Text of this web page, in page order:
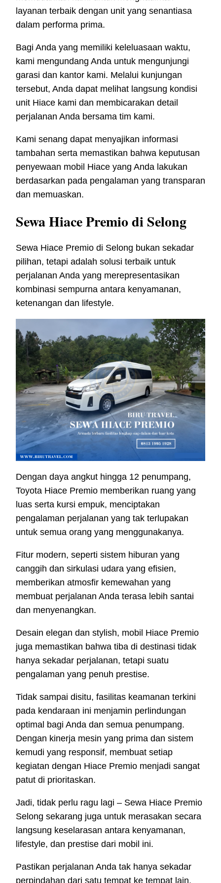
layanan terbaik dengan unit yang senantiasa
dalam performa prima.
Bagi Anda yang memiliki keleluasaan waktu,
kami mengundang Anda untuk mengunjungi
garasi dan kantor kami. Melalui kunjungan
tersebut, Anda dapat melihat langsung kondisi
unit Hiace kami dan membicarakan detail
perjalanan Anda bersama tim kami.
Kami senang dapat menyajikan informasi
tambahan serta memastikan bahwa keputusan
penyewaan mobil Hiace yang Anda lakukan
berdasarkan pada pengalaman yang transparan
dan memuaskan.
Sewa Hiace Premio di Selong
Sewa Hiace Premio di Selong bukan sekadar
pilihan, tetapi adalah solusi terbaik untuk
perjalanan Anda yang merepresentasikan
kombinasi sempurna antara kenyamanan,
ketenangan dan lifestyle.
Dengan daya angkut hingga 12 penumpang,
Toyota Hiace Premio memberikan ruang yang
luas serta kursi empuk, menciptakan
pengalaman perjalanan yang tak terlupakan
untuk semua orang yang menggunakanya.
Fitur modern, seperti sistem hiburan yang
canggih dan sirkulasi udara yang efisien,
memberikan atmosfir kemewahan yang
membuat perjalanan Anda terasa lebih santai
dan menyenangkan.
Desain elegan dan stylish, mobil Hiace Premio
juga memastikan bahwa tiba di destinasi tidak
hanya sekadar perjalanan, tetapi suatu
pengalaman yang penuh prestise.
Tidak sampai disitu, fasilitas keamanan terkini
pada kendaraan ini menjamin perlindungan
optimal bagi Anda dan semua penumpang.
Dengan kinerja mesin yang prima dan sistem
kemudi yang responsif, membuat setiap
kegiatan dengan Hiace Premio menjadi sangat
patut di prioritaskan.
Jadi, tidak perlu ragu lagi – Sewa Hiace Premio
Selong sekarang juga untuk merasakan secara
langsung keselarasan antara kenyamanan,
lifestyle, dan prestise dari mobil ini.
Pastikan perjalanan Anda tak hanya sekadar
perpindahan dari satu tempat ke tempat lain,